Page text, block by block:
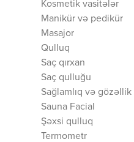
Kosmetik vasitələr
Manikür və pedikür
Masajor
Qulluq
Saç qırxan
Saç qulluğu
Sağlamlıq və gözəllik
Sauna Facial
Şəxsi qulluq
Termometr